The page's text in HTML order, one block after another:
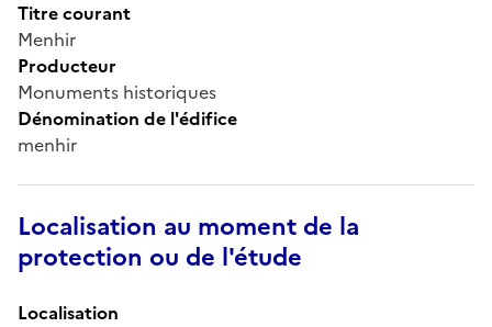
Titre courant
Menhir
Producteur
Monuments historiques
Dénomination de l'édifice
menhir
Localisation au moment de la
protection ou de l'étude
Localisation